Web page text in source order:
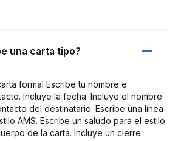
una carta tipo?
formal Escribe tu nombre e
Incluye la fecha. Incluye el nombre
del destinatario. Escribe una línea
AMS. Escribe un saludo para el estilo
de la carta. Incluye un cierre.